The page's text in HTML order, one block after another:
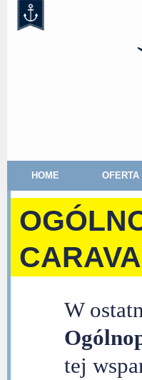
HOME OFERTA
W
tej